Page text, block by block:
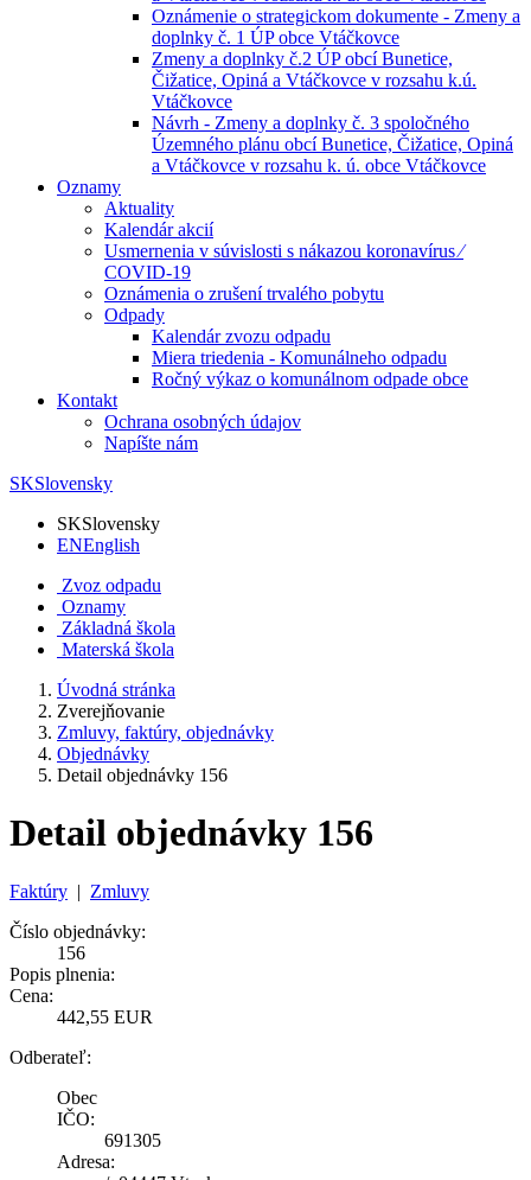
Oznámenie o strategickom dokumente - Zmeny a
doplnky č. 1 ÚP obce Vtáčkovce
Zmeny a doplnky č.2 ÚP obcí Bunetice,
Čižatice, Opiná a Vtáčkovce v rozsahu k.ú.
Vtáčkovce
Návrh - Zmeny a doplnky č. 3 spoločného
Územného plánu obcí Bunetice, Čižatice, Opiná
a Vtáčkovce v rozsahu k. ú. obce Vtáčkovce
Oznamy
Aktuality
Kalendár akcií
Usmernenia v súvislosti s nákazou koronavírus ⁄
COVID-19
Oznámenia o zrušení trvalého pobytu
Odpady
Kalendár zvozu odpadu
Miera triedenia - Komunálneho odpadu
Ročný výkaz o komunálnom odpade obce
Kontakt
Ochrana osobných údajov
Napíšte nám
SKSlovensky
SKSlovensky
ENEnglish
Zvoz odpadu
Oznamy
Základná škola
Materská škola
Úvodná stránka
Zverejňovanie
Zmluvy, faktúry, objednávky
Objednávky
Detail objednávky 156
Detail objednávky 156
Faktúry | Zmluvy
Číslo objednávky:
156
Popis plnenia:
Cena:
442,55 EUR
Odberateľ:
Obec
IČO:
691305
Adresa: